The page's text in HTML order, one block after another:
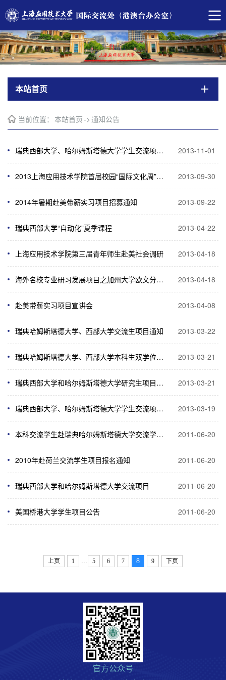
本站首页
当前位置： 本站首页->通知公告
2013-11-01
瑞典西部大学、哈尔姆斯塔德大学学生交流项目说明会通知
2013-09-30
2013上海应用技术学院首届校园“国际文化周”摄影图片展征稿启事
2013-09-22
2014年暑期赴美带薪实习项目招募通知
2013-04-22
瑞典西部大学“自动化”夏季课程
2013-04-18
上海应用技术学院第三届青年师生赴美社会调研
2013-04-18
海外名校专业研习发展项目之加州大学欧文分校说明会
2013-04-08
赴美带薪实习项目宣讲会
2013-03-22
瑞典哈姆斯塔德大学、西部大学交流生项目通知
2013-03-21
瑞典哈姆斯塔德大学、西部大学本科生双学位项目通知
2013-03-21
瑞典西部大学和哈尔姆斯塔德大学研究生项目通知
2013-03-19
瑞典西部大学、哈尔姆斯塔德大学学生交流项目说明会通知
2011-06-20
本科交流学生赴瑞典哈尔姆斯塔德大学交流学习项目
2011-06-20
2010年赴荷兰交流学生项目报名通知
2011-06-20
瑞典西部大学和哈尔姆斯塔德大学交流项目
2011-06-20
美国桥港大学学生项目公告
上页 1 5 6 7 8 9 下页
官方公众号